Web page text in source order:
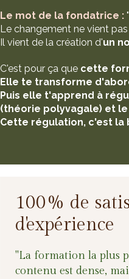
Le mot de la fondatrice :
Le changement ne vient
Il vient de la création d'un
C'est pour ça que cette
Elle te transforme
Puis elle t'apprend à
(théorie polyvagale) et
Cette régulation, c'est la
100% de
d'expérience
"La formation la plus
contenu est dense,